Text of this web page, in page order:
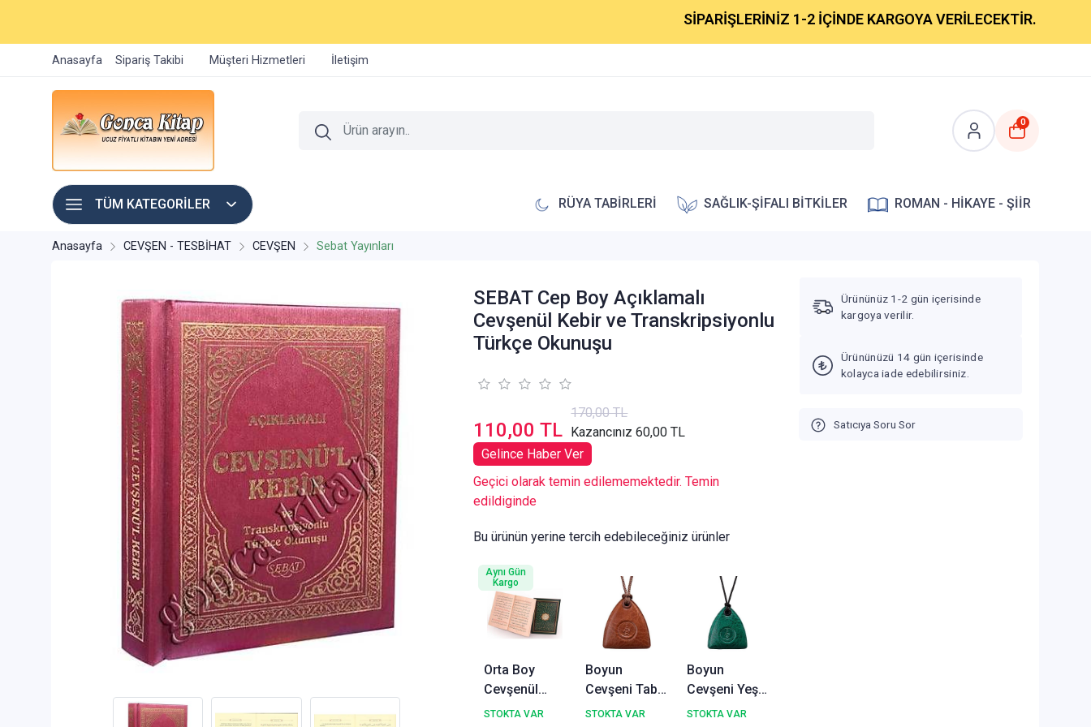
SİPARİŞLERİNİZ 1-2 İÇİNDE KARGOYA VERİLECEKTİR.
Anasayfa Sipariş Takibi Müşteri Hizmetleri İletişim
0
TÜM KATEGORİLER RÜYA TABİRLERİ SAĞLIK-ŞİFALI BİTKİLER ROMAN - HİKAYE - ŞİİR
Anasayfa CEVŞEN - TESBİHAT CEVŞEN Sebat Yayınları
SEBAT Cep Boy Açıklamalı
Cevşenül Kebir ve Transkripsiyonlu
Türkçe Okunuşu
110,00 TL
170,00 TL
Kazancınız 60,00 TL
Gelince Haber Ver
Geçici olarak temin edilememektedir. Temin
edildiginde
Bu ürünün yerine tercih edebileceğiniz ürünler
Orta Boy
Cevşenül
Kebir
STOKTA VAR
Aynı Gün
Kargo
Boyun
Cevşeni Taba
Renk
STOKTA VAR
Boyun
Cevşeni Yeşil
Renk
STOKTA VAR
Ürününüz 1-2 gün içerisinde
kargoya verilir.
Ürününüzü 14 gün içerisinde
kolayca iade edebilirsiniz.
Satıcıya Soru Sor